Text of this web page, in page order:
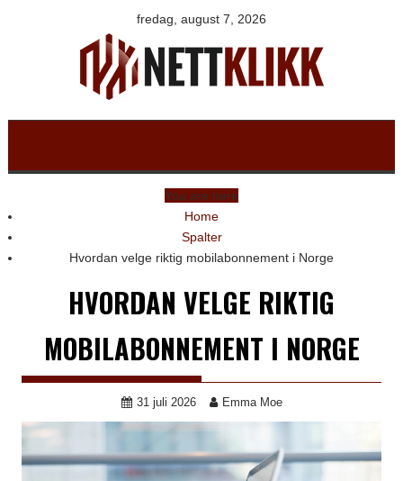
to
content
fredag, august 7, 2026
You are here
Home
Spalter
Hvordan velge riktig mobilabonnement i Norge
HVORDAN VELGE RIKTIG
MOBILABONNEMENT I NORGE
31 juli 2026 Emma Moe